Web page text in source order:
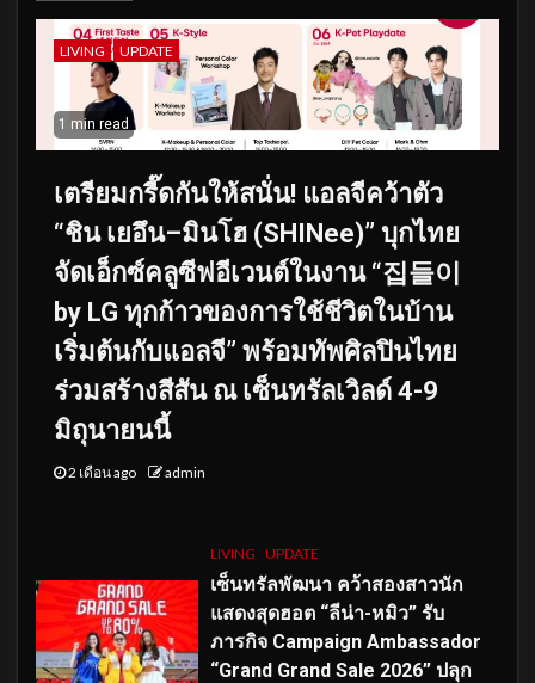
LIVING UPDATE
1 min read
เตรียมกรี๊ดกันให้สนั่น! แอลจีคว้าตัว
“ชิน เยอึน–มินโฮ (SHINee)” บุกไทย
จัดเอ็กซ์คลูซีฟอีเวนต์ในงาน “집들이
by LG ทุกก้าวของการใช้ชีวิตในบ้าน
เริ่มต้นกับแอลจี” พร้อมทัพศิลปินไทย
ร่วมสร้างสีสัน ณ เซ็นทรัลเวิลด์ 4-9
มิถุนายนนี้
2 เดือน ago admin
LIVING UPDATE
เซ็นทรัลพัฒนา คว้าสองสาวนัก
แสดงสุดฮอต “ลีน่า-หมิว” รับ
ภารกิจ Campaign Ambassador
“Grand Grand Sale 2026” ปลุก